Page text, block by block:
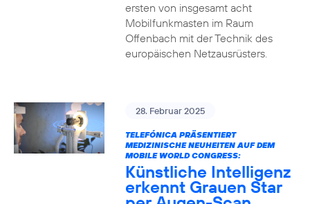
ersten von insgesamt acht
Mobilfunkmasten im Raum
Offenbach mit der Technik des
europäischen Netzausrüsters.
28. Februar 2025
TELEFÓNICA PRÄSENTIERT
MEDIZINISCHE NEUHEITEN AUF DEM
MOBILE WORLD CONGRESS:
Künstliche Intelligenz
erkennt Grauen Star